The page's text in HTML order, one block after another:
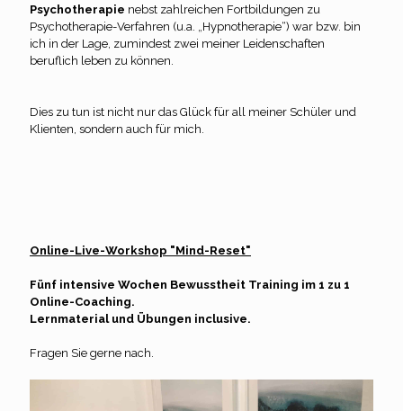
Psychotherapie nebst zahlreichen Fortbildungen zu
Psychotherapie-Verfahren (u.a. „Hypnotherapie“) war bzw. bin
ich in der Lage, zumindest zwei meiner Leidenschaften
beruflich leben zu können.
Dies zu tun ist nicht nur das Glück für all meiner Schüler und
Klienten, sondern auch für mich.
Online-Live-Workshop "Mind-Reset"
Fünf intensive Wochen Bewusstheit Training im 1 zu 1
Online-Coaching.
Lernmaterial und Übungen inclusive.
Fragen Sie gerne nach.